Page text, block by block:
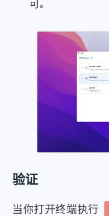
可。
验证
当你打开终端执行